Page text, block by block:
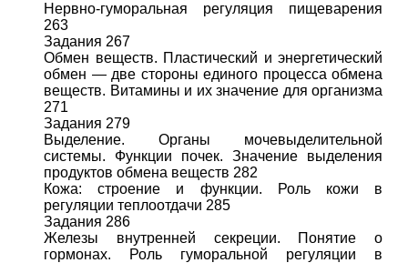
Нервно-гуморальная регуляция пищеварения
263
Задания 267
Обмен веществ. Пластический и энергетический
обмен — две стороны единого процесса обмена
веществ. Витамины и их значение для организма
271
Задания 279
Выделение. Органы мочевыделительной
системы. Функции почек. Значение выделения
продуктов обмена веществ 282
Кожа: строение и функции. Роль кожи в
регуляции теплоотдачи 285
Задания 286
Железы внутренней секреции. Понятие о
гормонах. Роль гуморальной регуляции в